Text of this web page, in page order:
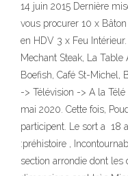
14 juin 2015 Dernière
vous procurer 10 x
en HDV 3 x Feu
Mechant Steak, La Table
Boefish, Café St-Michel,
-> Télévision -> A la
mai 2020. Cette fois,
participent. Le sort a 18
:préhistoire ,
section arrondie dont les